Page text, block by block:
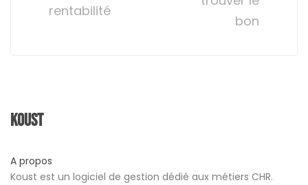
rentabilité
bon
Koust
A propos
Koust est un logiciel de gestion dédié aux métiers CHR.